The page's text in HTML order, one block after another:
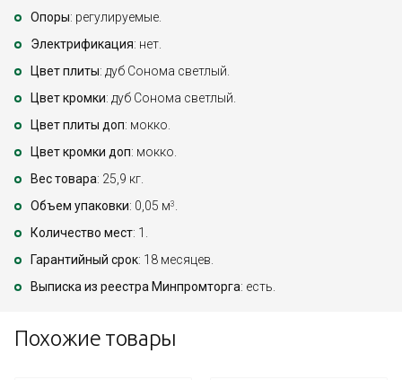
Опоры: регулируемые.
Электрификация: нет.
Цвет плиты: дуб Сонома светлый.
Цвет кромки: дуб Сонома светлый.
Цвет плиты доп: мокко.
Цвет кромки доп: мокко.
Вес товара: 25,9 кг.
Объем упаковки: 0,05 м3 .
Количество мест: 1.
Гарантийный срок: 18 месяцев.
Выписка из реестра Минпромторга: есть.
Похожие товары